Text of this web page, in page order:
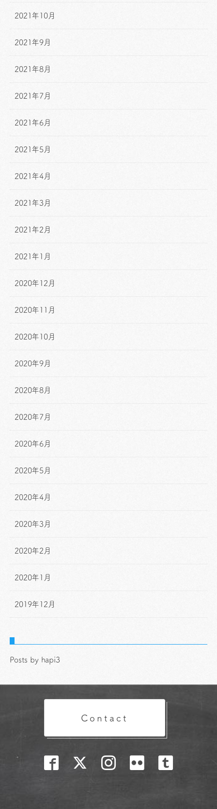
2021年10月
2021年9月
2021年8月
2021年7月
2021年6月
2021年5月
2021年4月
2021年3月
2021年2月
2021年1月
2020年12月
2020年11月
2020年10月
2020年9月
2020年8月
2020年7月
2020年6月
2020年5月
2020年4月
2020年3月
2020年2月
2020年1月
2019年12月
Posts by hapi3
Contact